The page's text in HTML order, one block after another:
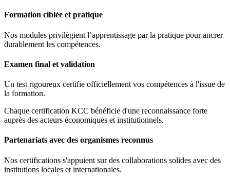
Formation ciblée et pratique
Nos modules privilégient l’apprentissage par la pratique pour ancrer
durablement les compétences.
Examen final et validation
Un test rigoureux certifie officiellement vos compétences à l'issue de
la formation.
Chaque certification KCC bénéficie d'une reconnaissance forte
auprès des acteurs économiques et institutionnels.
Partenariats avec des organismes reconnus
Nos certifications s'appuient sur des collaborations solides avec des
institutions locales et internationales.